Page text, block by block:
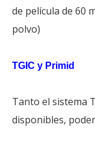
de película de 60
polvo)
TGIC y Primid
Tanto el sistema
disponibles,